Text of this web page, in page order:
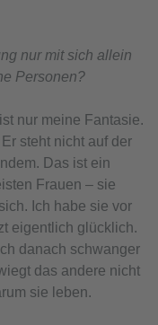
nur mit sich allein
Personen?
nur meine Fantasie.
steht nicht auf der
Das ist ein
Frauen – sie
Ich habe sie vor
eigentlich glücklich.
danach schwanger
das andere nicht
sie leben.